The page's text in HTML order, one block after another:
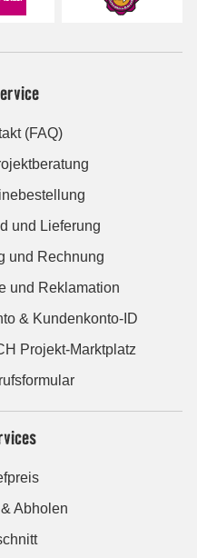
(FAQ)
und Lieferung
und Rechnung
und Reklamation
& Kundenkonto-ID
Projekt-Marktplatz
Abholen